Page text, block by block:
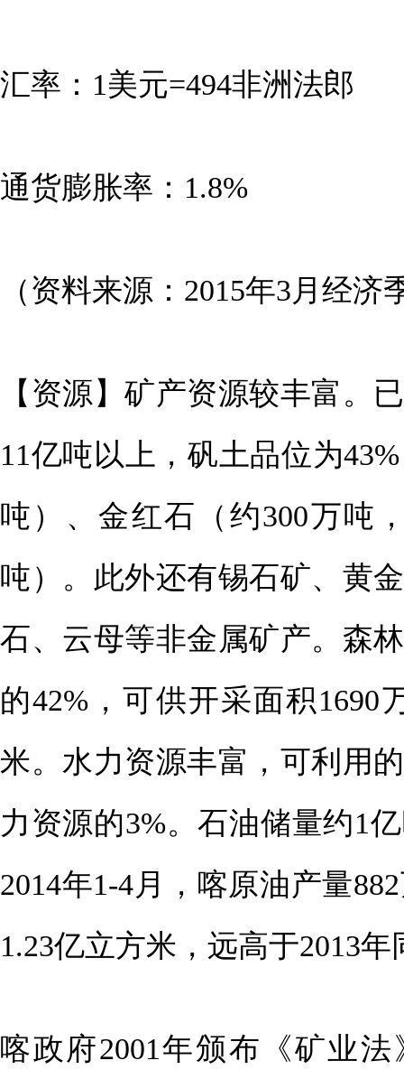
汇率：1美元=494非洲法郎
通货膨胀率：1.8%
（资料来源：2015年3月经济
【资源】矿产资源较丰富。
11亿吨以上，矾土品位为
吨）、金红石（约300万吨
吨）。此外还有锡石矿、黄
石、云母等非金属矿产。森
的42%，可供开采面积
米。水力资源丰富，可利用
力资源的3%。石油储量约1
2014年1-4月，喀原油产量
1.23亿立方米，远高于2013
喀政府2001年颁布《矿业